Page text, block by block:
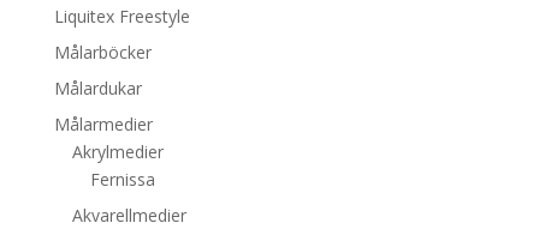
Liquitex Freestyle
Målarböcker
Målardukar
Målarmedier
Akrylmedier
Fernissa
Akvarellmedier